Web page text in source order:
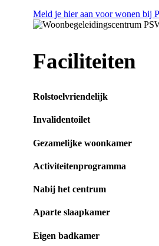
Meld je hier aan voor wonen bij
Faciliteiten
Rolstoelvriendelijk
Invalidentoilet
Gezamelijke woonkamer
Activiteitenprogramma
Nabij het centrum
Aparte slaapkamer
Eigen badkamer